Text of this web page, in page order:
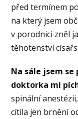
před termínem
na který jsem
v porodnici zněl
těhotenství
Na sále jsem
doktorka mi
spinální
cítila jen brnění